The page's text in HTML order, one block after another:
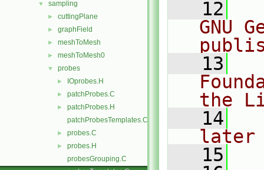
▼ sampling
► cuttingPlane
► graphField
► meshToMesh
► meshToMesh0
▼ probes
► IOprobes.H
► patchProbes.C
►
patchProbes.H
patchProbesTemplates.C
► probes.C
►
probes.H
probesGrouping.C
   12
GNU
   13
the
   14
later
   15